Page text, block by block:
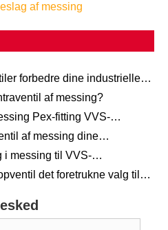
af messing
forbedre dine industrielle
af messing?
Pex-fitting VVS-
af messing dine
i messing til VVS-
det foretrukne valg til